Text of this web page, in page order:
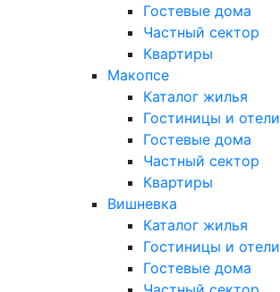
Гостевые дома
Частный сектор
Квартиры
Макопсе
Каталог жилья
Гостиницы и отели
Гостевые дома
Частный сектор
Квартиры
Вишневка
Каталог жилья
Гостиницы и отели
Гостевые дома